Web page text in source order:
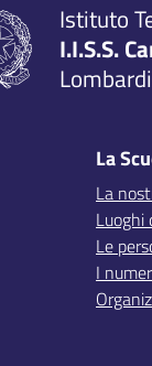
Istituto
I.I.S.S.
La
La
Luoghi
Le
I